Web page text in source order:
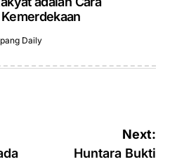
Daily
Next:
Huntara Bukti